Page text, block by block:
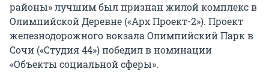
районы» лучшим был признан жилой комплекс в
Олимпийской Деревне («Арх Проект-2»). Проект
железнодорожного вокзала Олимпийский Парк в
Сочи («Студия 44») победил в номинации
«Объекты социальной сферы».